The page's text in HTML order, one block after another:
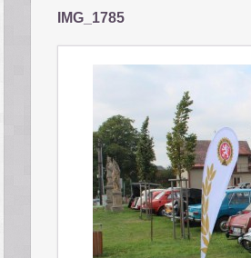
IMG_1785